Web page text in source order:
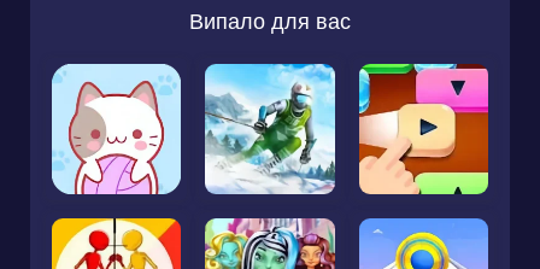
Випало для вас